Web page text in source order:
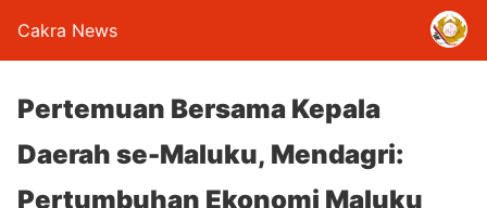
Cakra News
Pertemuan Bersama Kepala
Daerah se-Maluku, Mendagri:
Pertumbuhan Ekonomi Maluku